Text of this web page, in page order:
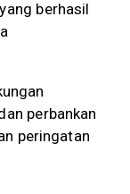
berhasil
perbankan
peringatan